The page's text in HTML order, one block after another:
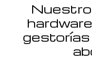
gestorías